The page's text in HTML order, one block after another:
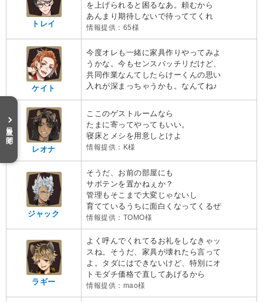
トレイ
を上げられると困るなあ。頼むから
あんまり期待しないで待っててくれ
情報提供：65様
ケイト
今度オレも一緒に家具作りやってみよ
うかな。今もセンスバッチリだけど、
共同作業なんてしたらけーくんの思い
入れが深まっちゃうかも。なんてね♪
レオナ
ここのゲストルームなら
たまに寄ってやってもいい。
寝床とメシを用意しとけよ
情報提供：K様
ジャック
そうだ、お前の部屋にも
サボテンを置かねぇか？
管理もそこまで大変じゃないし
育てているうちに面白くなってくるぜ
情報提供：TOMO様
ラギー
よく呼んでくれてるお礼をしなきゃッ
スね。そうだ、家具が壊れたら言って
よ。タダにはできないけど、特別にオ
トモダチ価格で直してあげるから
情報提供：mao様
目次を開く